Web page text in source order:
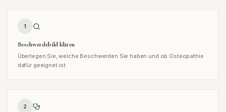
1
Beschwerdebild klären
Überlegen Sie, welche Beschwerden Sie haben und ob Osteopathie
dafür geeignet ist.
2